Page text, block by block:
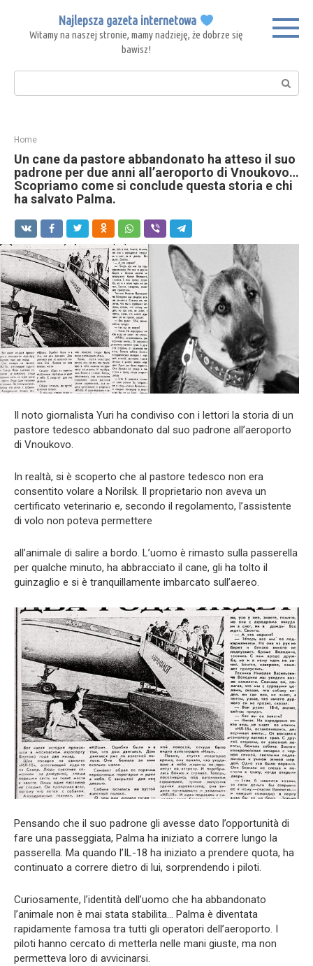
content
Najlepsza gazeta internetowa
Witamy na naszej stronie, mamy nadzieję, że dobrze się
bawisz!
Search:
Home
Un cane da pastore abbandonato ha atteso il suo
padrone per due anni all’aeroporto di Vnoukovo…
Scopriamo come si conclude questa storia e chi
ha salvato Palma.
Il noto giornalista Yuri ha condiviso con i lettori la storia di un
pastore tedesco abbandonato dal suo padrone all’aeroporto
di Vnoukovo.
In realtà, si è scoperto che al pastore tedesco non era
consentito volare a Norilsk. Il proprietario non aveva un
certificato veterinario e, secondo il regolamento, l’assistente
di volo non poteva permettere
all’animale di salire a bordo. L’uomo è rimasto sulla passerella
per qualche minuto, ha abbracciato il cane, gli ha tolto il
guinzaglio e si è tranquillamente imbarcato sull’aereo.
Pensando che il suo padrone gli avesse dato l’opportunità di
fare una passeggiata, Palma ha iniziato a correre lungo la
passerella. Ma quando l’IL-18 ha iniziato a prendere quota, ha
continuato a correre dietro di lui, sorprendendo i piloti.
Curiosamente, l’identità dell’uomo che ha abbandonato
l’animale non è mai stata stabilita… Palma è diventata
rapidamente famosa tra tutti gli operatori dell’aeroporto. I
piloti hanno cercato di metterla nelle mani giuste, ma non
permetteva loro di avvicinarsi.